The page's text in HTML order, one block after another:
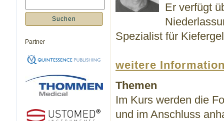
Partner
Er verfügt
Spezialist für
weitere
Themen
Im Kurs werden die
und im Anschluss